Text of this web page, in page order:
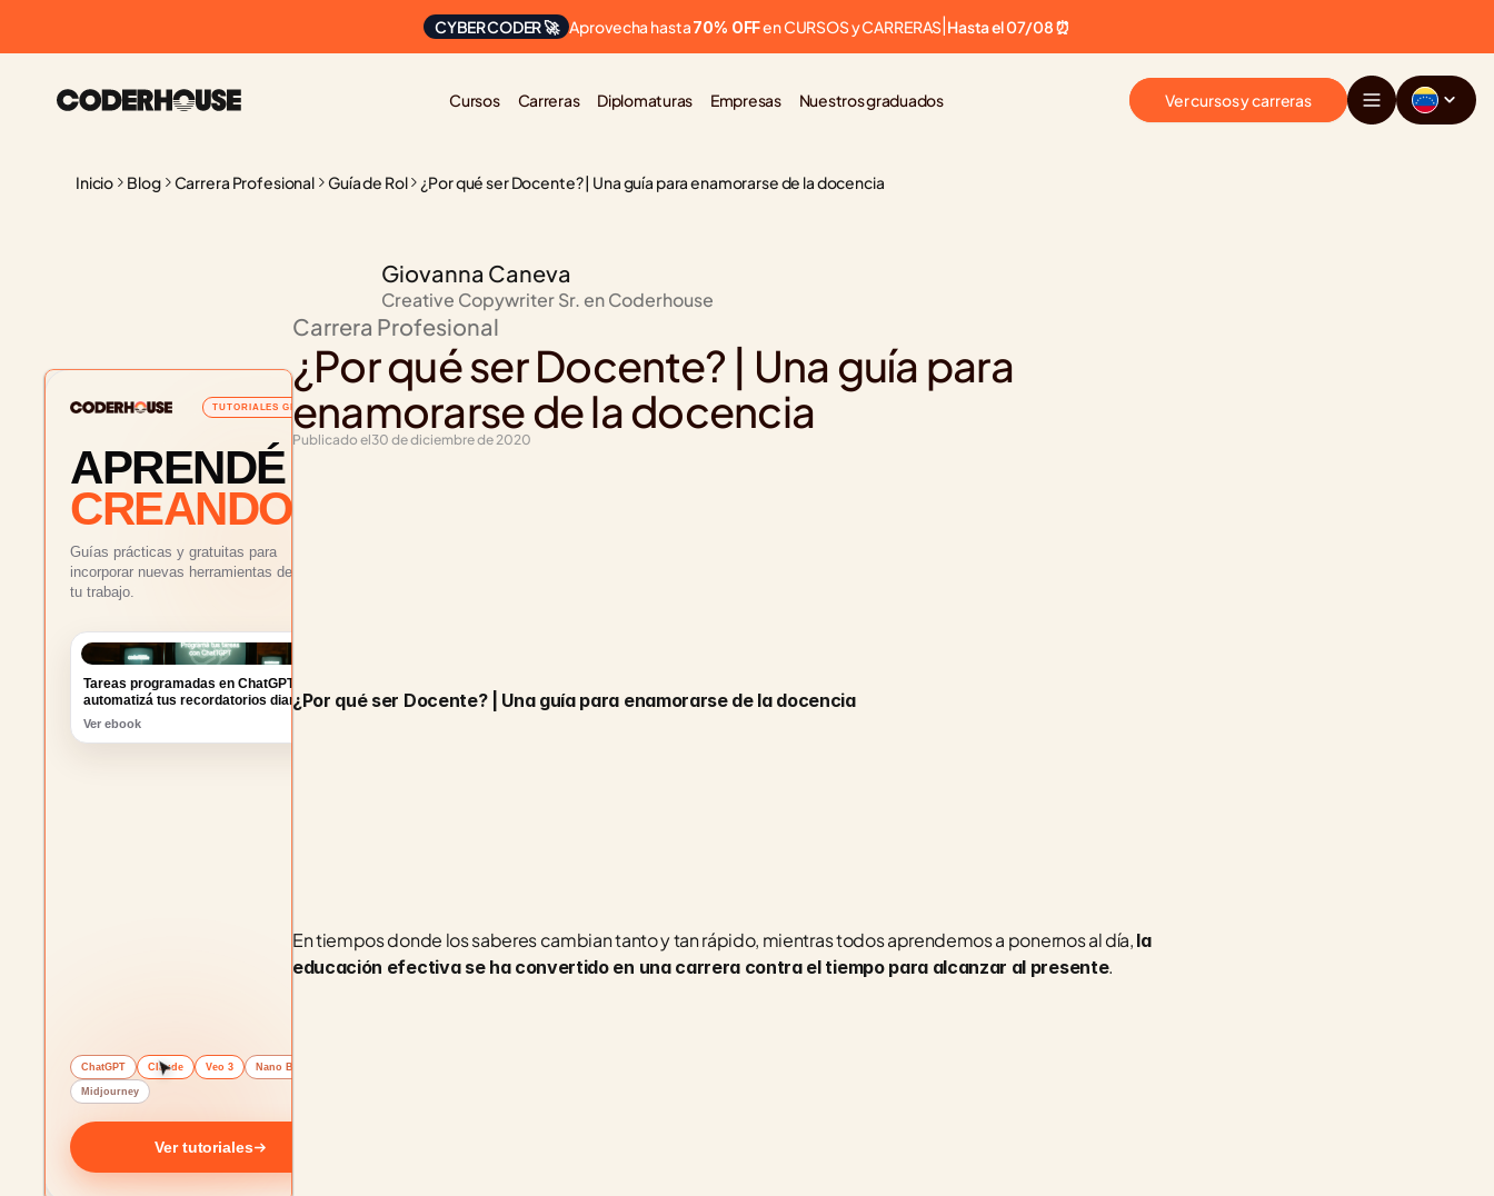
CYBER CODER 🚀 Aprovecha hasta 70% OFF en CURSOS y CARRERAS Hasta el 07/08 ⏰
Cursos Carreras Diplomaturas Empresas Nuestros graduados Ver cursos y carreras
Inicio Blog Carrera Profesional Guía de Rol ¿Por qué ser Docente? | Una guía para enamorarse de la docencia
TUTORIALES GRATUITOS
APRENDÉ
CREANDO
Guías prácticas y gratuitas para
incorporar nuevas herramientas de IA a
tu trabajo.
Tareas programadas en ChatGPT:
automatizá tus recordatorios diarios
Ver ebook
ChatGPT Claude Veo 3 Nano Banana
Midjourney
Ver tutoriales
Giovanna Caneva
Creative Copywriter Sr. en Coderhouse
Carrera Profesional
¿Por qué ser Docente? | Una guía para
enamorarse de la docencia
Publicado el30 de diciembre de 2020
¿Por qué ser Docente? | Una guía para enamorarse de la docencia
En tiempos donde los saberes cambian tanto y tan rápido, mientras todos aprendemos a ponernos al día, la
educación efectiva se ha convertido en una carrera contra el tiempo para alcanzar al presente.